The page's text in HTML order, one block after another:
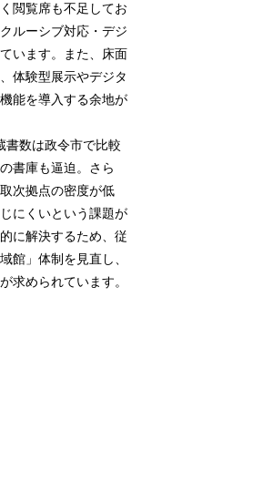
閲覧席も不足してお
ルーシブ対応・デジ
います。また、床面
体験型展示やデジタ
能を導入する余地が
書数は政令市で比較
書庫も逼迫。さら
次拠点の密度が低
にくいという課題が
に解決するため、従
館」体制を見直し、
求められています。